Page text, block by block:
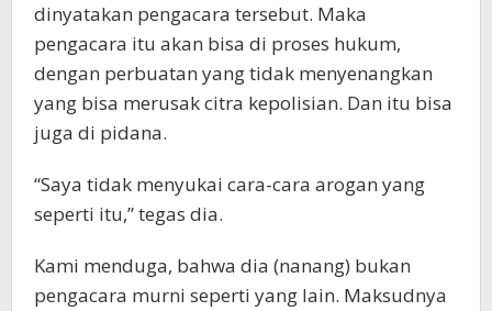
dinyatakan pengacara tersebut. Maka
pengacara itu akan bisa di proses hukum,
dengan perbuatan yang tidak menyenangkan
yang bisa merusak citra kepolisian. Dan itu bisa
juga di pidana.
“Saya tidak menyukai cara-cara arogan yang
seperti itu,” tegas dia.
Kami menduga, bahwa dia (nanang) bukan
pengacara murni seperti yang lain. Maksudnya